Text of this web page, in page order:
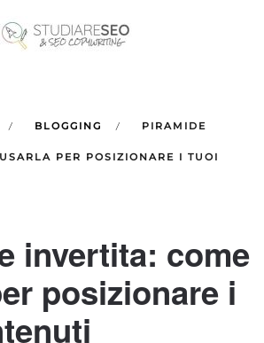
content
BLOGGING PIRAMIDE
PER POSIZIONARE I TUOI
invertita: come
posizionare i